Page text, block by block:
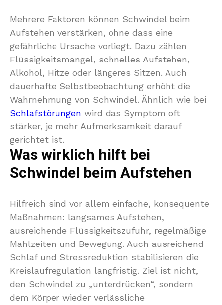
Mehrere Faktoren können Schwindel beim
Aufstehen verstärken, ohne dass eine
gefährliche Ursache vorliegt. Dazu zählen
Flüssigkeitsmangel, schnelles Aufstehen,
Alkohol, Hitze oder längeres Sitzen. Auch
dauerhafte Selbstbeobachtung erhöht die
Wahrnehmung von Schwindel. Ähnlich wie bei
Schlafstörungen wird das Symptom oft
stärker, je mehr Aufmerksamkeit darauf
gerichtet ist.
Was wirklich hilft bei
Schwindel beim Aufstehen
Hilfreich sind vor allem einfache, konsequente
Maßnahmen: langsames Aufstehen,
ausreichende Flüssigkeitszufuhr, regelmäßige
Mahlzeiten und Bewegung. Auch ausreichend
Schlaf und Stressreduktion stabilisieren die
Kreislaufregulation langfristig. Ziel ist nicht,
den Schwindel zu „unterdrücken“, sondern
dem Körper wieder verlässliche